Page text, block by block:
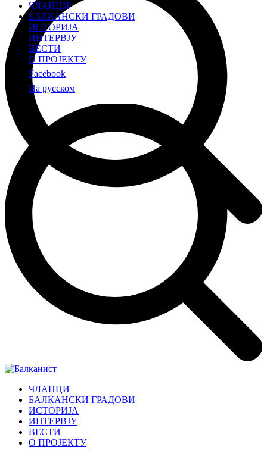
ЧЛАНЦИ
БАЛКАНСКИ ГРАДОВИ
ИСТОРИЈА
ИНТЕРВЈУ
ВЕСТИ
О ПРОЈЕКТУ
Facebook
На русском
ЧЛАНЦИ
БАЛКАНСКИ ГРАДОВИ
ИСТОРИЈА
ИНТЕРВЈУ
ВЕСТИ
О ПРОЈЕКТУ